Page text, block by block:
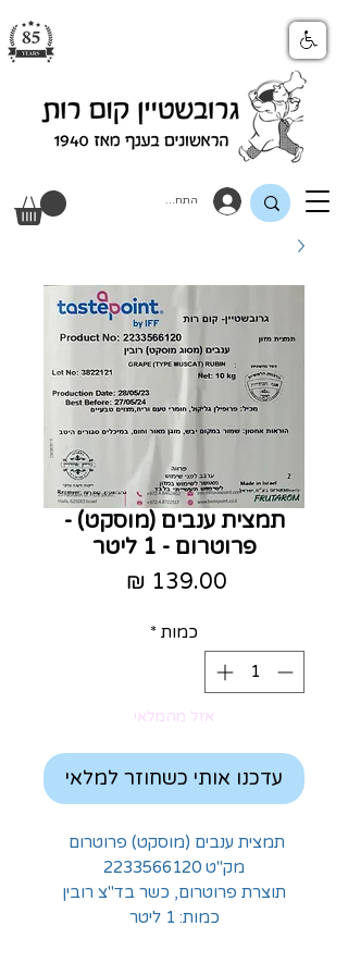
התחבר
תמצית ענבים (מוסקט) -
פרוטרום - 1 ליטר
כמות *
אזל מהמלאי
עדכנו אותי כשחוזר למלאי
תמצית ענבים (מוסקט) פרוטרום
מק"ט 2233566120
תוצרת פרוטרום, כשר בד"צ רובין
כמות: 1 ליטר